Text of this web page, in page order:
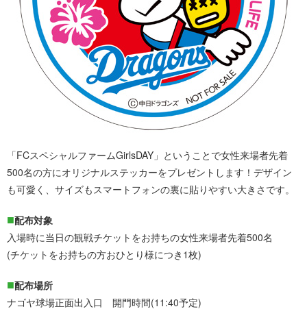
「FCスペシャルファームGirlsDAY」ということで女性来場者先着
500名の方にオリジナルステッカーをプレゼントします！デザイン
も可愛く、サイズもスマートフォンの裏に貼りやすい大きさです。
配布対象
入場時に当日の観戦チケットをお持ちの女性来場者先着500名
(チケットをお持ちの方おひとり様につき1枚)
配布場所
ナゴヤ球場正面出入口 開門時間(11:40予定)